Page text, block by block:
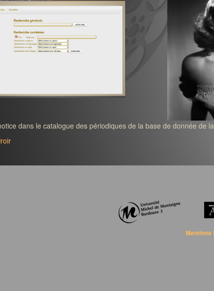
dans le catalogue des périodiques de la base de donnée de
Mentions